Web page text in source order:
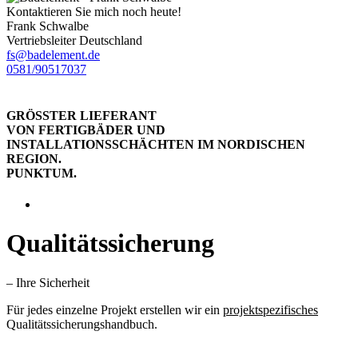
Kontaktieren Sie mich noch heute!
Frank Schwalbe
Vertriebsleiter Deutschland
fs@badelement.de
0581/90517037
GRÖSSTER LIEFERANT
VON FERTIGBÄDER UND
INSTALLATIONSSCHÄCHTEN IM NORDISCHEN
REGION.
PUNKTUM.
Qualitätssicherung
– Ihre Sicherheit
Für jedes einzelne Projekt erstellen wir ein projektspezifisches
Qualitätssicherungshandbuch.